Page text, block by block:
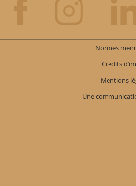
Normes
Crédits
Mentions
Une